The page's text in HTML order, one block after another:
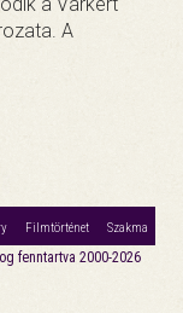
a Várkert
A
Filmtörténet Szakma
fenntartva 2000-2026